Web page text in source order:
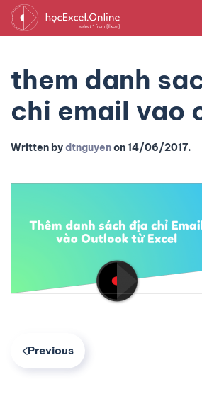
them danh
chi email vao
Written bydtnguyenon14/06/2017.
Previous